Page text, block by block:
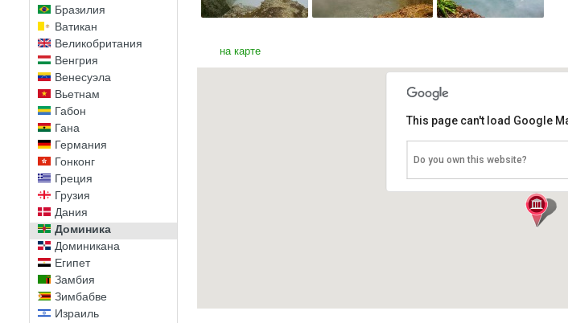
Бразилия
Ватикан
Великобритания
Венгрия
Венесуэла
Вьетнам
Габон
Гана
Германия
Гонконг
Греция
Грузия
Дания
Доминика
Доминикана
Египет
Замбия
Зимбабве
Израиль
на карте
Доминика
This page can't load Google
Do you own this website?